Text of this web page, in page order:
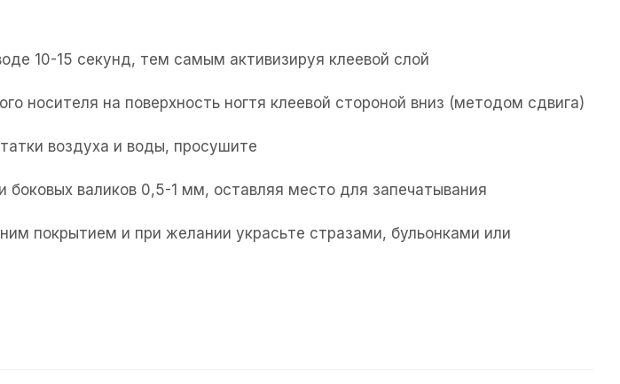
10-15 секунд, тем самым активизируя клеевой слой
носителя на поверхность ногтя клеевой стороной вниз (методом сдвига)
воздуха и воды, просушите
боковых валиков 0,5-1 мм, оставляя место для запечатывания
покрытием и при желании украсьте стразами, бульонками или